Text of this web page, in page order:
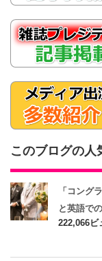
このブログの人
「コング
と英語で
222,066ビ